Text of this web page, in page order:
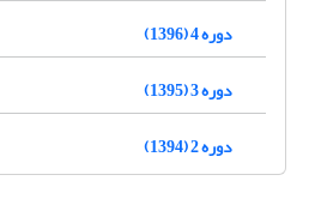
دوره 4 (1396)
دوره 3 (1395)
دوره 2 (1394)